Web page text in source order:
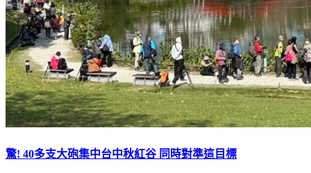
驚! 40多支大砲集中台中秋紅谷 同時對準這目標